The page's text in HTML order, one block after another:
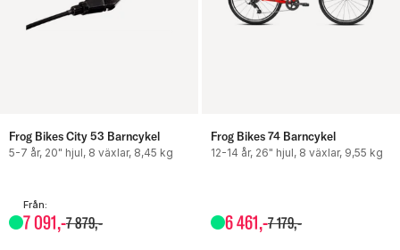
Frog Bikes City 53 Barncykel
5-7 år, 20" hjul, 8 växlar, 8,45 kg
7091,-7879,-
Från:
Frog Bikes 74 Barncykel
12-14 år, 26" hjul, 8 växlar, 9,55 kg
6461,-7179,-